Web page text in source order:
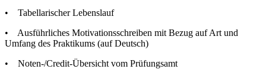
• Tabellarischer Lebenslauf
• Ausführliches Motivationsschreiben mit Bezug auf Art und
Umfang des Praktikums (auf Deutsch)
• Noten-/Credit-Übersicht vom Prüfungsamt